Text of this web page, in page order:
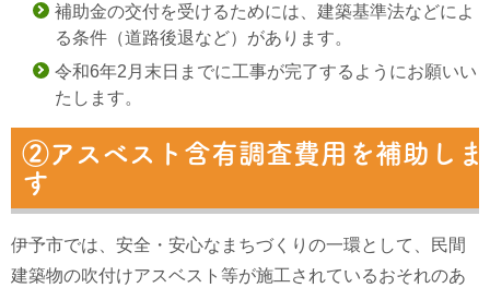
補助金の交付を受けるためには、 建築基準法などによ
る条件（道路後退など）があります。
令和6年2月末日までに工事が完了するようにお願いい
たします。
②アスベスト含有調査費用を補助しま
す
伊予市では、安全・安心なまちづくりの一環として、民間
建築物の吹付けアスベスト等が施工されているおそれのあ